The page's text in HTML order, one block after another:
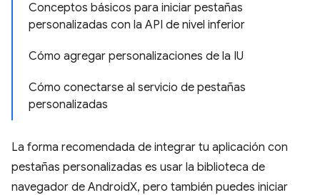
Conceptos básicos para iniciar pestañas
personalizadas con la API de nivel inferior
Cómo agregar personalizaciones de la IU
Cómo conectarse al servicio de pestañas
personalizadas
La forma recomendada de integrar tu aplicación con
pestañas personalizadas es usar la biblioteca de
navegador de AndroidX, pero también puedes iniciar